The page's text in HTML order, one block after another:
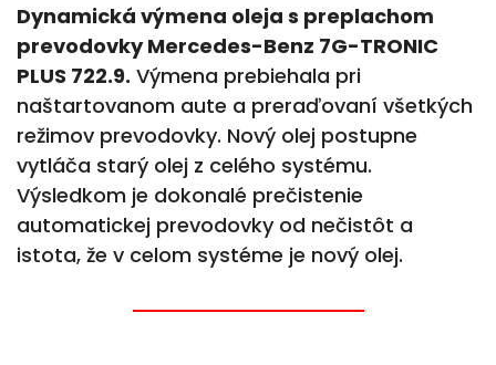
Dynamická výmena oleja s preplachom
prevodovky Mercedes-Benz 7G-TRONIC
PLUS 722.9. Výmena prebiehala pri
naštartovanom aute a preraďovaní všetkých
režimov prevodovky. Nový olej postupne
vytláča starý olej z celého systému.
Výsledkom je dokonalé prečistenie
automatickej prevodovky od nečistôt a
istota, že v celom systéme je nový olej.